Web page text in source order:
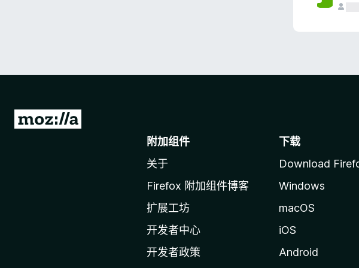
转
附加组件
关于
Firefox 附加组件博客
扩展工坊
开发者中心
开发者政策
下载
Download
Windows
macOS
iOS
Android